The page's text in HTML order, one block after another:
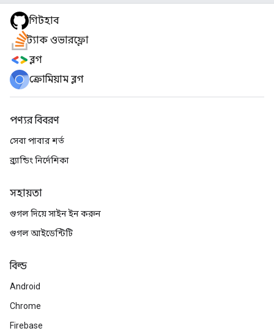
গিটহাব
স্ট্যাক ওভারফ্লো
ব্লগ
ক্রোমিয়াম ব্লগ
পণ্যর বিবরণ
সেবা পাবার শর্ত
ব্র্যান্ডিং নির্দেশিকা
সহায়তা
গুগল দিয়ে সাইন ইন করুন
গুগল আইডেন্টিটি
বিল্ড
Android
Chrome
Firebase